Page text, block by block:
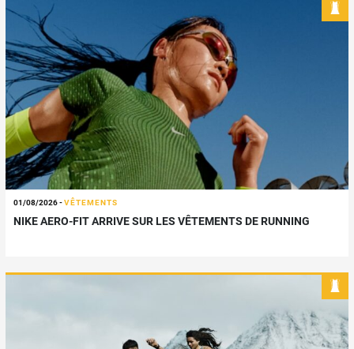
01/08/2026-VÊTEMENTS
NIKE AERO-FIT ARRIVE SUR LES VÊTEMENTS DE RUNNING